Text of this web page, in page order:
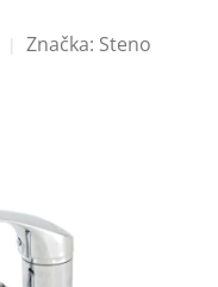
Značka: Steno